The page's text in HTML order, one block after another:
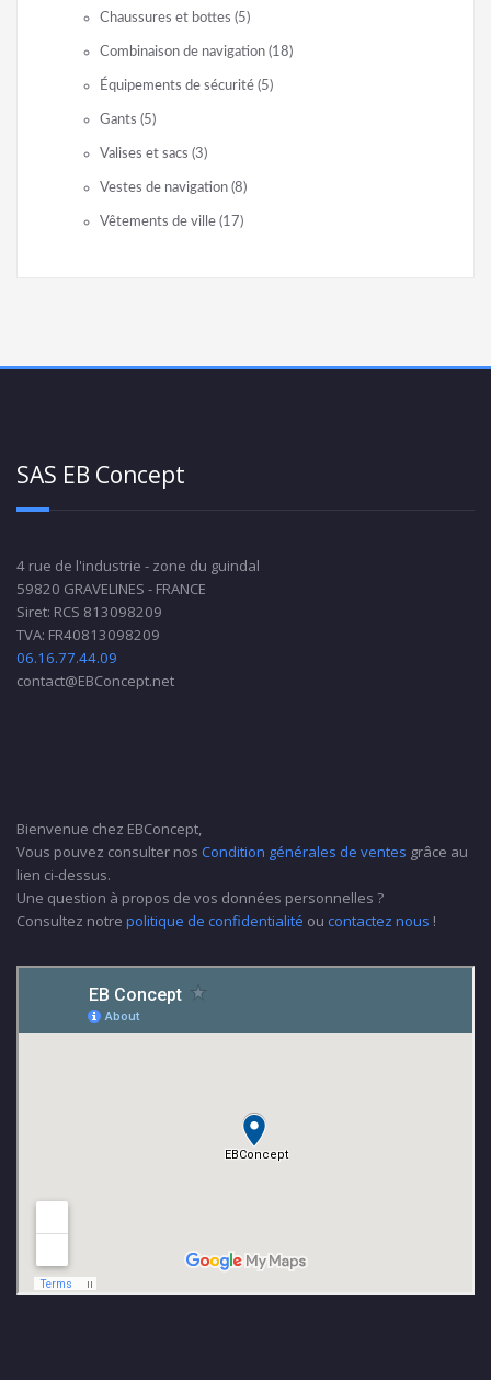
Chaussures et bottes (5)
Combinaison de navigation (18)
Équipements de sécurité (5)
Gants (5)
Valises et sacs (3)
Vestes de navigation (8)
Vêtements de ville (17)
SAS EB Concept
4 rue de l'industrie - zone du guindal
59820 GRAVELINES - FRANCE
Siret: RCS 813098209
TVA: FR40813098209
06.16.77.44.09
contact@EBConcept.net
Bienvenue chez EBConcept,
Vous pouvez consulter nos Condition générales de ventes grâce au
lien ci-dessus.
Une question à propos de vos données personnelles ?
Consultez notre politique de confidentialité ou contactez nous !